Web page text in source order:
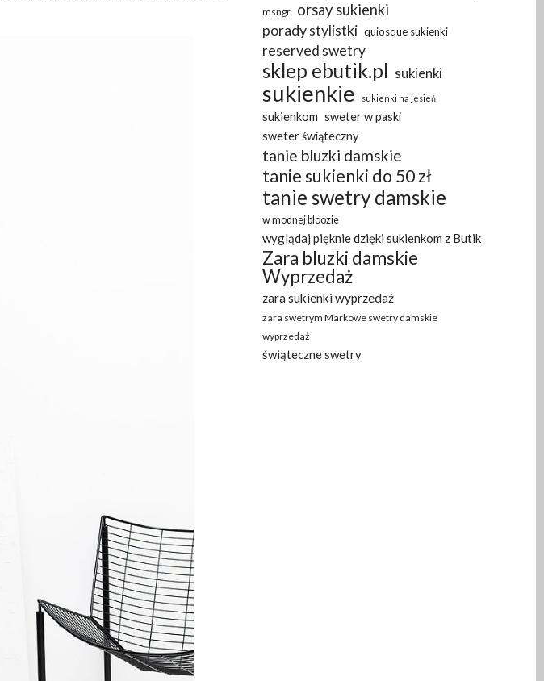
msngr
orsay sukienki
porady stylistki quiosque sukienki
reserved swetry
sklep ebutik.pl sukienki
sukienkie sukienki na jesień
sukienkom sweter w paski
sweter świąteczny
tanie bluzki damskie
tanie sukienki do 50 zł
tanie swetry damskie
w modnej bloozie
wyglądaj pięknie dzięki sukienkom z Butik
Zara bluzki damskie
Wyprzedaż
zara sukienki wyprzedaż
zara swetrym Markowe swetry damskie
wyprzedaż
świąteczne swetry